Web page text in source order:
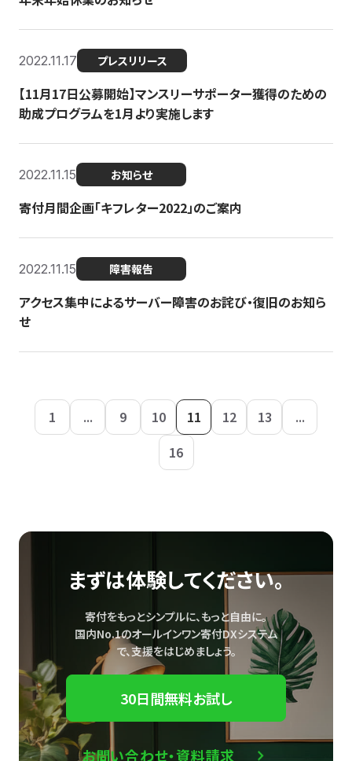
2022.11.17 プレスリリース
【11月17日公募開始】マンスリーサポーター獲得のための
助成プログラムを1月より実施します
2022.11.15 お知らせ
寄付月間企画「キフレター2022」のご案内
2022.11.15 障害報告
アクセス集中によるサーバー障害のお詫び・復旧のお知ら
せ
1 ... 9 10 11 12 13
...
16
まずは体験してください。
寄付をもっとシンプルに、もっと自由に。
国内No.1のオールインワン寄付DXシステム
で、支援をはじめましょう。
30日間無料お試し
お問い合わせ・資料請求